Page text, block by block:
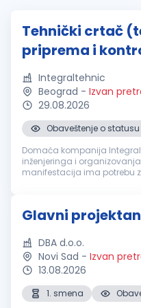
Tehnički crtač
priprema i
Integraltehnic
Beograd - Izvan
29.08.2026
Obaveštenje o
Domaća kompanija
inženjeringa i
manifestacija ima potrebu
Glavni
DBA d.o.o.
Novi Sad - Izvan
13.08.2026
1. smena